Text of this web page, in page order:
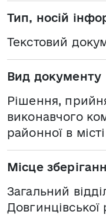
Тип, носій
Текстовий
Вид документу
Рішення,
виконавчого
районної в
Місце
Загальний
Довгинцівської